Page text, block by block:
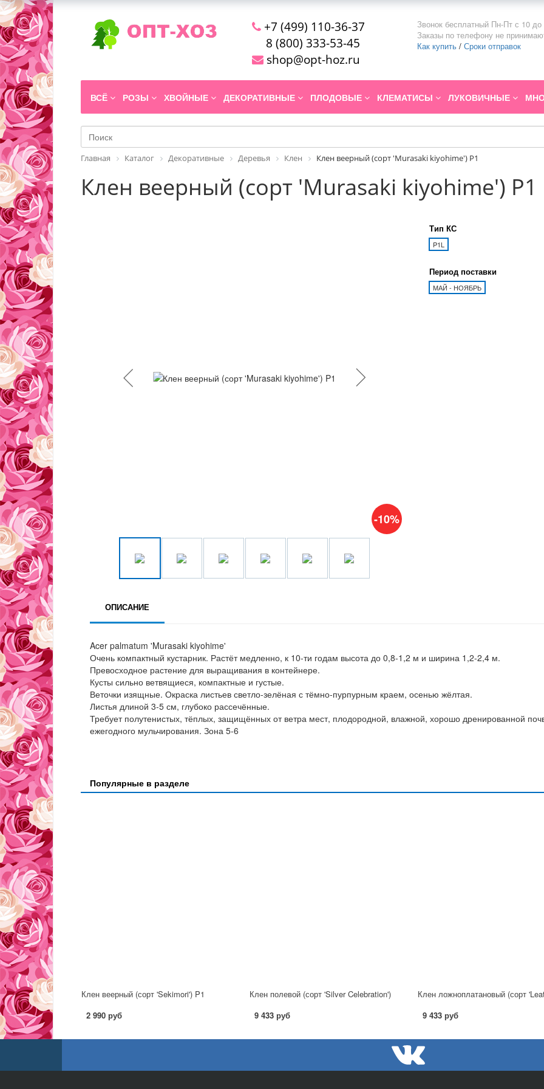
+7 (499) 110-36-37
8 (800) 333-53-45
shop@opt-hoz.ru
Звонок бесплатный Пн-Пт с 10 до
Заказы по телефону не
Как купить / Сроки отправок
ВСЁ РОЗЫ ХВОЙНЫЕ ДЕКОРАТИВНЫЕ ПЛОДОВЫЕ КЛЕМАТИСЫ ЛУКОВИЧНЫЕ
Главная Каталог Декоративные Деревья Клен Клен веерный (сорт 'Murasaki kiyohime') P1
Клен веерный (сорт 'Murasaki kiyohime') P1
-10%
Тип КС
P1L
Период поставки
МАЙ - НОЯБРЬ
ОПИСАНИЕ
Acer palmatum 'Murasaki kiyohime'
Очень компактный кустарник. Растёт медленно, к 10-ти годам высота до 0,8-1,2 м и ширина 1,2-2,4 м.
Превосходное растение для выращивания в контейнере.
Кусты сильно ветвящиеся, компактные и густые.
Веточки изящные. Окраска листьев светло-зелёная с тёмно-пурпурным краем, осенью жёлтая.
Листья длиной 3-5 см, глубоко рассечённые.
Требует полутенистых, тёплых, защищённых от ветра мест, плодородной, влажной, хорошо дренированной
ежегодного мульчирования. Зона 5-6
Популярные в разделе
Клен веерный (сорт 'Sekimori') P1
2 990 руб
Клен полевой (сорт 'Silver Celebration')
9 433 руб
9 433 руб